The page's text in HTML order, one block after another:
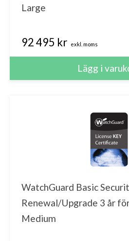
Large
92 495 kr exkl. moms
WatchGuard Basic
Renewal/Upgrade 3 år
Medium